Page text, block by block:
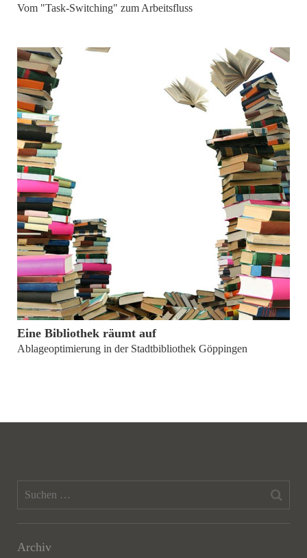
Vom "Task-Switching" zum Arbeitsfluss
15. November 2010
Eine Bibliothek räumt auf
Ablageoptimierung in der Stadtbibliothek Göppingen
Archiv